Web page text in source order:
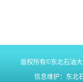
版权所有©东北石油
信息维护：东北